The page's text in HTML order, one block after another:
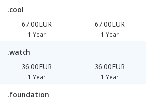
.cool
67.00EUR
1 Year
67.00EUR
1 Year
.watch
36.00EUR
1 Year
36.00EUR
1 Year
.foundation